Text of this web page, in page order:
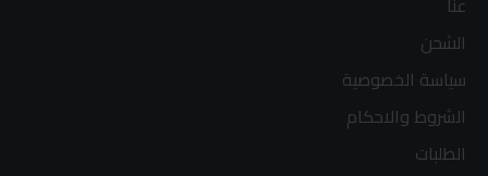
الشحن
سياسة الخصوصية
الشروط والاحكام
الطلبات